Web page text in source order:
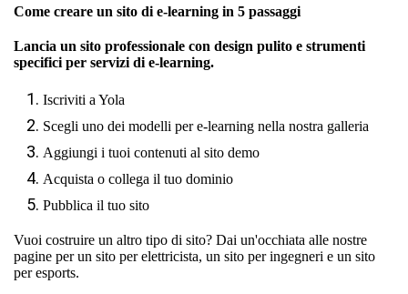
Come creare un sito di e-learning in 5 passaggi
Lancia un sito professionale con design pulito e strumenti
specifici per servizi di e-learning.
Iscriviti a Yola
Scegli uno dei modelli per e-learning nella nostra galleria
Aggiungi i tuoi contenuti al sito demo
Acquista o collega il tuo dominio
Pubblica il tuo sito
Vuoi costruire un altro tipo di sito? Dai un'occhiata alle nostre
pagine perun sito per elettricista, un sito per ingegneri e un sito
per esports.